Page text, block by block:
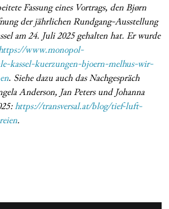
Fassung eines Vortrags, den Bjørn
der jährlichen Rundgang-Ausstellung
am 24. Juli 2025 gehalten hat. Er wurde
www.monopol-
kassel-kuerzungen-bjoern-melhus-wir-
. Siehe dazu auch das Nachgespräch
Anderson, Jan Peters und Johanna
https://transversal.at/blog/tief-luft-
.